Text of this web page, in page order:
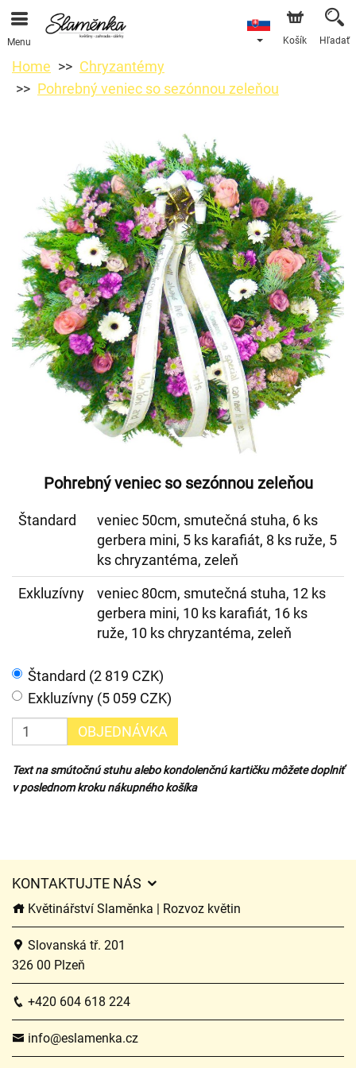
Menu Košík Hľadať
Home
Chryzantémy
Pohrebný veniec so sezónnou zeleňou
Pohrebný veniec so sezónnou zeleňou
Štandard
veniec 50cm, smutečná stuha, 6 ks
gerbera mini, 5 ks karafiát, 8 ks ruže, 5
ks chryzantéma, zeleň
Exkluzívny
veniec 80cm, smutečná stuha, 12 ks
gerbera mini, 10 ks karafiát, 16 ks
ruže, 10 ks chryzantéma, zeleň
Štandard (2 819 CZK)
Exkluzívny (5 059 CZK)
OBJEDNÁVKA
Text na smútočnú stuhu alebo kondolenčnú kartičku môžete doplniť
v poslednom kroku nákupného košíka
KONTAKTUJTE NÁS
Květinářství Slaměnka | Rozvoz květin
Slovanská tř. 201
326 00 Plzeň
+420 604 618 224
info@eslamenka.cz